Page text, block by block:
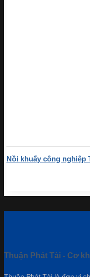
Nồi khuấy công nghiệp
Thuận Phát Tài - Cơ